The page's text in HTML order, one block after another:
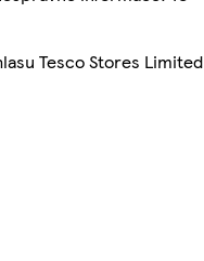
Tesco Stores Limited